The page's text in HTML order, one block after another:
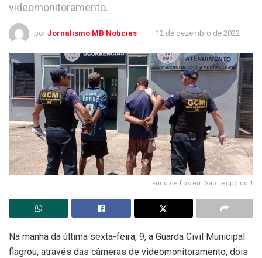
videomonitoramento.
por Jornalismo MB Notícias 12 de dezembro de 2022
Furto de fios em São Leopoldo 1
Na manhã da última sexta-feira, 9, a Guarda Civil Municipal
flagrou, através das câmeras de videomonitoramento, dois